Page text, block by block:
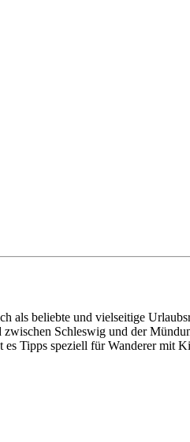
als beliebte und vielseitige
Schleswig und der
Tipps speziell für Wanderer mit